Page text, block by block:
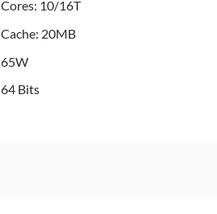
Cores: 10/16T
Cache: 20MB
65W
64 Bits